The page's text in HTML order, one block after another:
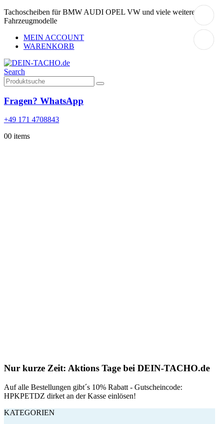
Tachoscheiben für BMW AUDI OPEL VW und viele weitere
Fahrzeugmodelle
MEIN ACCOUNT
WARENKORB
Search
Fragen? WhatsApp
+49 171 4708843
00 items
Nur kurze Zeit: Aktions Tage bei DEIN-TACHO.de
Auf alle Bestellungen gibt´s 10% Rabatt - Gutscheincode:
HPKPETDZ dirket an der Kasse einlösen!
KATEGORIEN